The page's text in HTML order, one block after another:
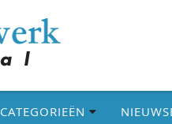
CATEGORIEËN